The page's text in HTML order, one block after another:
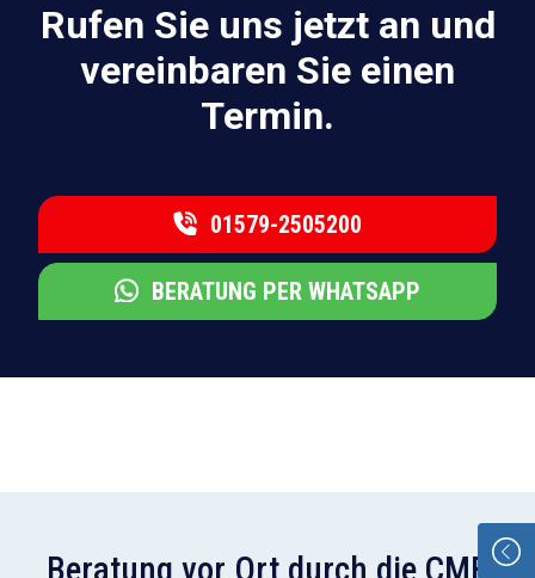
Rufen Sie uns jetzt an und
vereinbaren Sie einen
Termin.
01579-2505200
BERATUNG PER WHATSAPP
Beratung vor Ort durch die CMB